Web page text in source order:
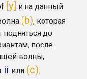
[y] и на данный
(b), которая
подняться до
после
волны,
ii или (c).